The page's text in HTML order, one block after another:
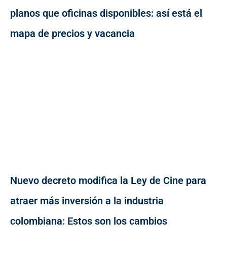
planos que oficinas disponibles: así está el
mapa de precios y vacancia
Nuevo decreto modifica la Ley de Cine para
atraer más inversión a la industria
colombiana: Estos son los cambios